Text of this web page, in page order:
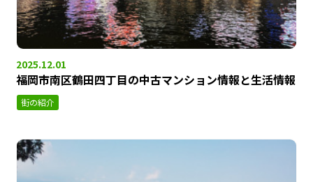
2025.12.01
福岡市南区鶴田四丁目の中古マンション情報と生活情報
街の紹介